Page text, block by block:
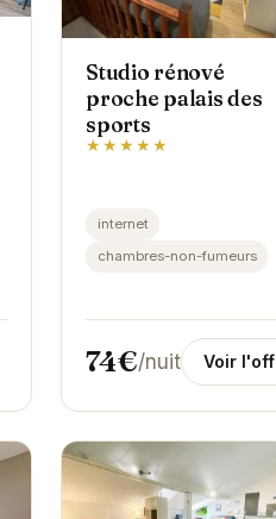
Studio rénové
proche palais des
sports
★★★★★
internet
chambres-non-fumeurs
74€/nuit Voir